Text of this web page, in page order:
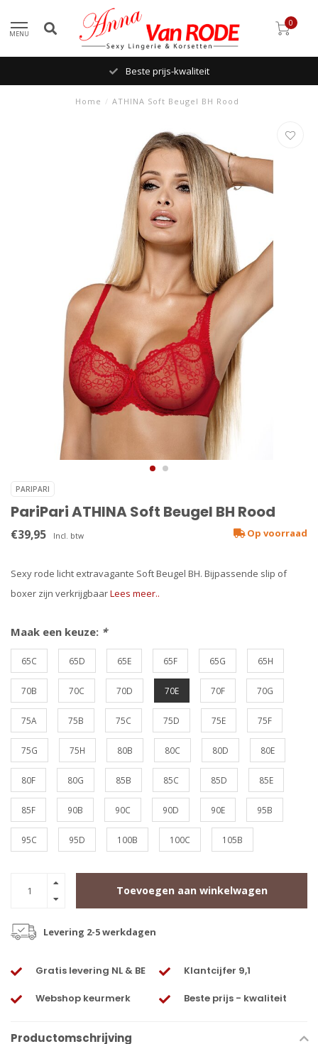
MENU
0
Beste prijs-kwaliteit
Home / ATHINA Soft Beugel BH Rood
PARIPARI
PariPari ATHINA Soft Beugel BH Rood
€39,95 Incl. btw Op voorraad
Sexy rode licht extravagante Soft Beugel BH. Bijpassende slip of
boxer zijn verkrijgbaarLees meer..
Maak een keuze: *
65C 65D 65E 65F 65G 65H
70B 70C 70D 70E 70F 70G
75A 75B 75C 75D 75E 75F
75G 75H 80B 80C 80D 80E
80F 80G 85B 85C 85D 85E
85F 90B 90C 90D 90E 95B
95C 95D 100B 100C 105B
Toevoegen aan winkelwagen
Levering 2-5 werkdagen
Gratis levering NL & BE Klantcijfer 9,1
Webshop keurmerk Beste prijs - kwaliteit
Productomschrijving